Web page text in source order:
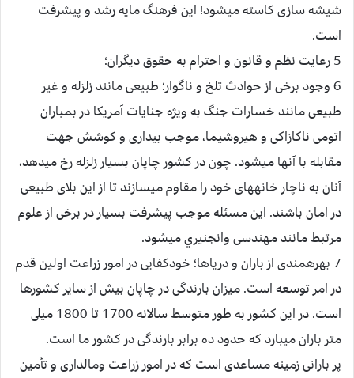
شيشه سازى كاسته ميشود! اين فرهنگ مايه رشد و پيشرفت
است.
5 رعايت نظم و قانون و احترام به حقوق ديگران؛
6 وجود برخى از حوادث تلخ و ناگوار؛ طبيعى مانند زلزله و غير
طبيعى مانند خسارات جنگ به ويژه جنايات آمريكا در بمباران
اتومى ناكازاكى و هيروشيما، موجب بيدارى و كوشش جهت
مقابله با آن‏ها ميشود. چون در كشور چاپان بسيار زلزله رخ ميدهد،
آنان به ناچار خانه‏هاى خود را مقاوم ميسازند تا از اين بلاى طبيعى
در امان باشند. اين مسئله موجب پيشرفت بسيار در برخى از علوم
مرتبط مانند مهندسى وانجنيري ميشود.
7 بهره‏مندى از باران و درياها؛ خودكفايى در امور زراعت اولين قدم
در امر توسعه است. ميزان بارندگى در چاپان بيش از ساير كشورها
است. در اين كشور به طور متوسط سالانه 1700 تا 1800 ميلى
متر باران ميبارد كه حدود ده برابر بارندگى در كشور ما است.
پر بارانى زمينه مساعدى است كه در امور زراعت ومالدارى و تأمين